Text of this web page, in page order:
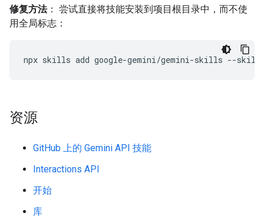
修复方法： 尝试直接将技能安装到项目根目录中，而不使
用全局标志：
npx skills add google-gemini/gemini-skills --skill
资源
GitHub 上的 Gemini API 技能
Interactions API
开始
库